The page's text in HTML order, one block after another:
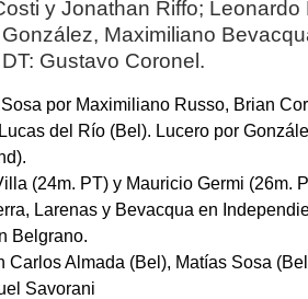
y Jonathan Riffo;
Maximiliano
Gustavo Coronel.
por Maximiliano Russo, Brian
del Río (Bel). Lucero por
(24m. PT) y Mauricio Germi (26m.
Larenas y Bevacqua en
Belgrano.
Carlos Almada (Bel), Matías Sosa
Savorani